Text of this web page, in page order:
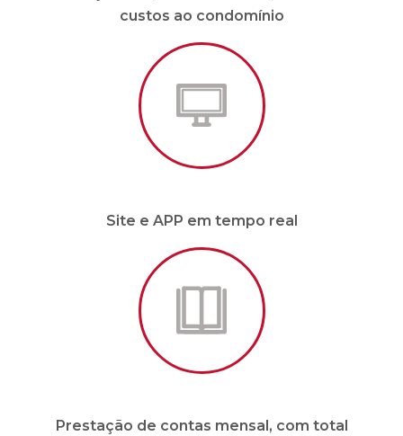
custos ao condomínio
Site e APP em tempo real
Prestação de contas mensal, com total